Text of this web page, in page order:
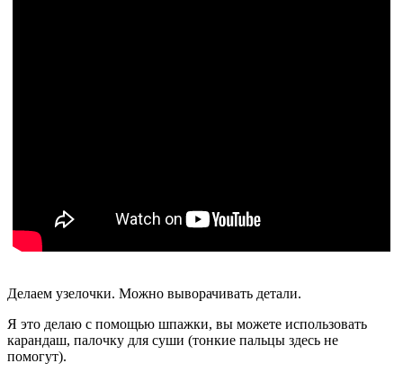
Делаем узелочки. Можно выворачивать детали.
Я это делаю с помощью шпажки, вы можете использовать
карандаш, палочку для суши (тонкие пальцы здесь не
помогут).